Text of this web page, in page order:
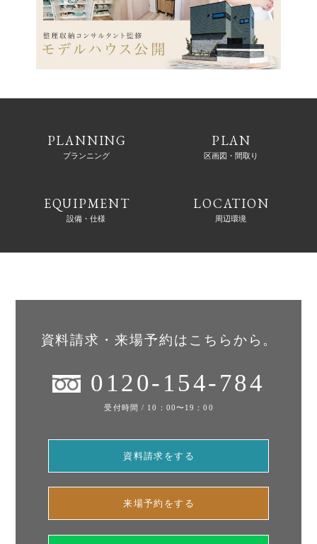
PLANNING
プランニング
PLAN
区画図・間取り
EQUIPMENT
設備・仕様
LOCATION
周辺環境
資料請求・来場予約はこちらから。
0120-154-784
受付時間 / 10：00〜19：00
資料請求をする
来場予約をする